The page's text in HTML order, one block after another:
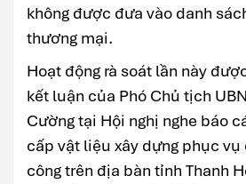
không được đưa vào danh
thương mại.
Hoạt động rà soát lần này
kết luận của Phó Chủ tịch
Cường tại Hội nghị nghe báo
cấp vật liệu xây dựng phục
công trên địa bàn tỉnh Thanh